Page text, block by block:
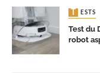
TESTS
Test du
robot